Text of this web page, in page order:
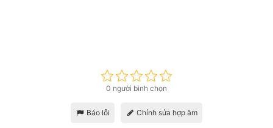
0 người bình chọn
Báo lỗi Chỉnh sửa hợp âm